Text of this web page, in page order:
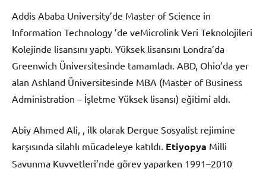
Addis Ababa University’de Master of Science in
Information Technology ’de veMicrolink Veri Teknolojileri
Kolejinde lisansını yaptı. Yüksek lisansını Londra’da
Greenwich Üniversitesinde tamamladı. ABD, Ohio’da yer
alan Ashland Üniversitesinde MBA (Master of Business
Administration – İşletme Yüksek lisansı) eğitimi aldı.
Abiy Ahmed Ali, , ilk olarak Dergue Sosyalist rejimine
karşısında silahlı mücadeleye katıldı. Etiyopya Milli
Savunma Kuvvetleri’nde görev yaparken 1991–2010